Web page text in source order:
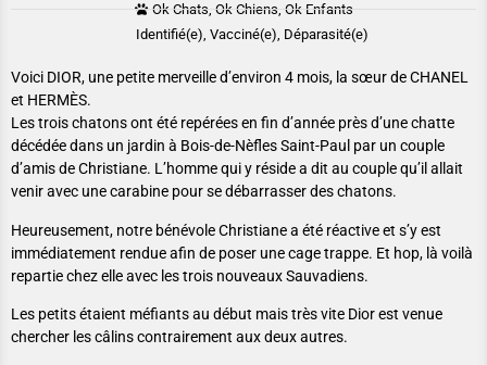
Ok Chats, Ok Chiens, Ok Enfants
Identifié(e), Vacciné(e), Déparasité(e)
Voici DIOR, une petite merveille d’environ 4 mois, la sœur de CHANEL
et HERMÈS.
Les trois chatons ont été repérées en fin d’année près d’une chatte
décédée dans un jardin à Bois-de-Nèfles Saint-Paul par un couple
d’amis de Christiane. L’homme qui y réside a dit au couple qu’il allait
venir avec une carabine pour se débarrasser des chatons.
Heureusement, notre bénévole Christiane a été réactive et s’y est
immédiatement rendue afin de poser une cage trappe. Et hop, là voilà
repartie chez elle avec les trois nouveaux Sauvadiens.
Les petits étaient méfiants au début mais très vite Dior est venue
chercher les câlins contrairement aux deux autres.